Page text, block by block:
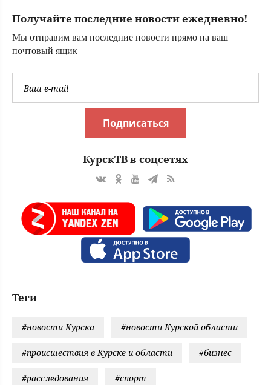
Получайте последние новости ежедневно!
Мы отправим вам последние новости прямо на ваш
почтовый ящик
Подписаться
КурскТВ в соцсетях
Теги
#новости Курска #новости Курской области
#происшествия в Курске и области #бизнес
#расследования #спорт